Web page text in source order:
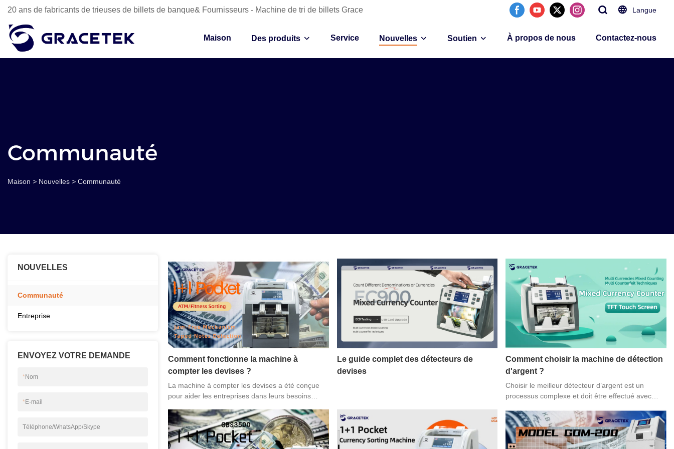
20 ans de fabricants de trieuses de billets de banque& Fournisseurs - Machine de tri de billets Grace Langue
Maison Des produits Service Nouvelles Soutien À propos de nous Contactez-nous
Communauté
Maison > Nouvelles > Communauté
NOUVELLES
Communauté
Entreprise
ENVOYEZ VOTRE DEMANDE
*Nom
*E-mail
Téléphone/WhatsApp/Skype
Comment fonctionne la machine à
compter les devises ?
La machine à compter les devises a été conçue
pour aider les entreprises dans leurs besoins
ventes et leurs marges bénéficiaires. Cela aide les
entreprises à prendre des décisions éclairées
concernant leurs opérations futures afin de rester
Le guide complet des détecteurs de
devises
Comment choisir la machine de détection
d'argent ?
Choisir le meilleur détecteur d’argent est un
processus complexe et doit être effectué avec
prendre en compte tous les facteurs essentiels
lors de la sélection d’un détecteur de contrefaçon
adapté à votre entreprise. Nous discuterons ici de